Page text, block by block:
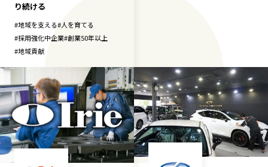
り続ける
#地域を支える#人を育てる
#採用強化中企業#創業50年以上
#地域貢献